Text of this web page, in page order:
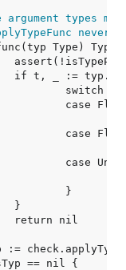
types
never